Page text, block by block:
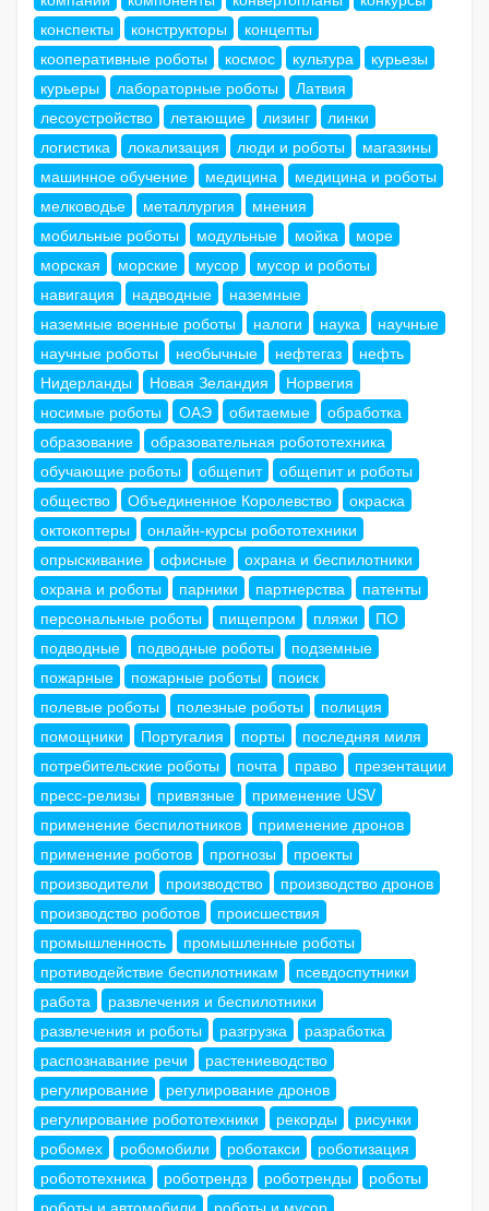
конспекты
конструкторы
концепты
кооперативные роботы
космос культура
курьезы
курьеры
лабораторные роботы
Латвия
лесоустройство
летающие лизинг
линки
логистика
локализация люди и роботы
магазины
машинное обучение
медицина
медицина и роботы
мелководье
металлургия
мнения
мобильные роботы
модульные мойка
море
морская
морские мусор
мусор и роботы
навигация
надводные
наземные
наземные военные роботы
налоги наука
научные
научные роботы
необычные нефтегаз
нефть
Нидерланды
Новая Зеландия
Норвегия
носимые роботы
ОАЭ обитаемые
обработка
образование
образовательная робототехника
обучающие роботы
общепит
общепит и роботы
общество
Объединенное Королевство
окраска
октокоптеры
онлайн-курсы робототехники
опрыскивание
офисные
охрана и беспилотники
охрана и роботы
парники партнерства
патенты
персональные роботы
пищепром пляжи
ПО
подводные
подводные роботы
подземные
пожарные
пожарные роботы
поиск
полевые роботы
полезные роботы
полиция
помощники
Португалия порты
последняя миля
потребительские роботы
почта право
презентации
пресс-релизы
привязные
применение USV
применение беспилотников
применение дронов
применение роботов
прогнозы
проекты
производители
производство
производство дронов
производство роботов
происшествия
промышленность
промышленные роботы
противодействие беспилотникам
псевдоспутники
работа
развлечения и беспилотники
развлечения и роботы
разгрузка
разработка
распознавание речи
растениеводство
регулирование
регулирование дронов
регулирование робототехники
рекорды
рисунки
робомех
робомобили роботакси
роботизация
робототехника
роботрендз роботренды
роботы
роботы и автомобили
роботы и мусор